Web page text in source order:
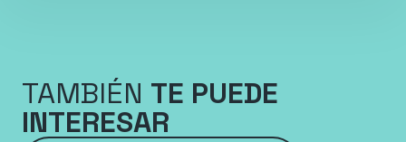
TAMBIÉN TE PUEDE
INTERESAR